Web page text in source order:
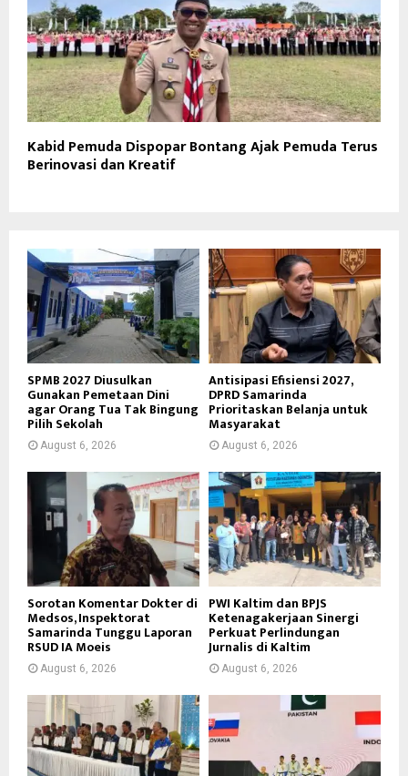
Kabid Pemuda Dispopar Bontang Ajak Pemuda Terus
Berinovasi dan Kreatif
SPMB 2027 Diusulkan
Gunakan Pemetaan Dini
agar Orang Tua Tak Bingung
Pilih Sekolah
August 6, 2026
Antisipasi Efisiensi 2027,
DPRD Samarinda
Prioritaskan Belanja untuk
Masyarakat
August 6, 2026
Sorotan Komentar Dokter di
Medsos, Inspektorat
Samarinda Tunggu Laporan
RSUD IA Moeis
August 6, 2026
PWI Kaltim dan BPJS
Ketenagakerjaan Sinergi
Perkuat Perlindungan
Jurnalis di Kaltim
August 6, 2026